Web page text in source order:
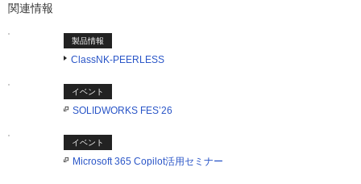
関連情報
製品情報
ClassNK-PEERLESS
イベント
SOLIDWORKS FES’26
イベント
Microsoft 365 Copilot活用セミナー